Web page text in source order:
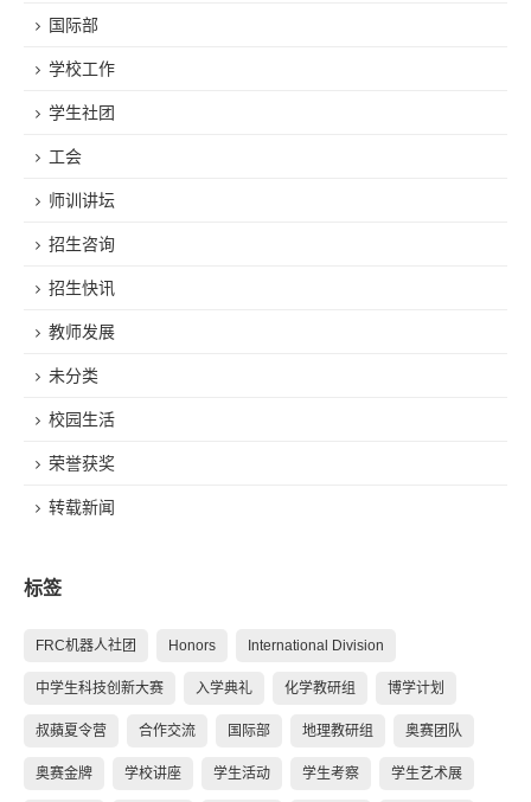
国际部
学校工作
学生社团
工会
师训讲坛
招生咨询
招生快讯
教师发展
未分类
校园生活
荣誉获奖
转载新闻
标签
FRC机器人社团 Honors International Division
中学生科技创新大赛 入学典礼 化学教研组 博学计划
叔蘋夏令营 合作交流 国际部 地理教研组 奥赛团队
奥赛金牌 学校讲座 学生活动 学生考察 学生艺术展